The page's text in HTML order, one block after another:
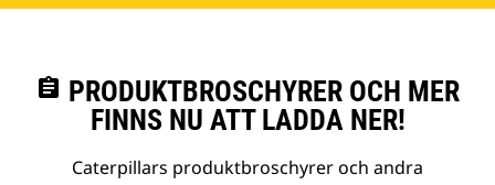
assignment PRODUKTBROSCHYRER OCH MER
FINNS NU ATT LADDA NER!
Caterpillars produktbroschyrer och andra